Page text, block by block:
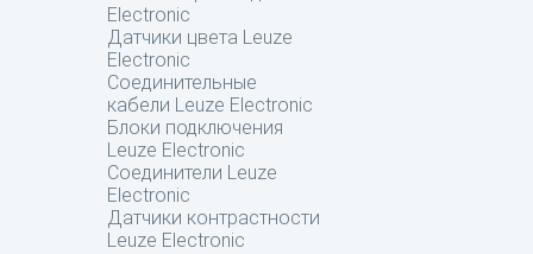
Electronic
Датчики цвета Leuze
Electronic
Соединительные
кабели Leuze Electronic
Блоки подключения
Leuze Electronic
Соединители Leuze
Electronic
Датчики контрастности
Leuze Electronic